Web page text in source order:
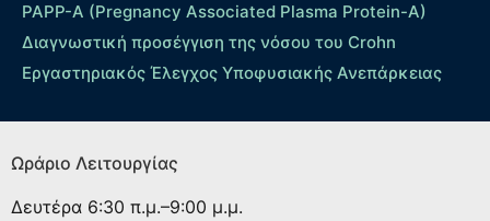
PAPP-A (Pregnancy Associated Plasma Protein-A)
Διαγνωστική προσέγγιση της νόσου του Crohn
Εργαστηριακός Έλεγχος Υποφυσιακής Ανεπάρκειας
Ωράριο Λειτουργίας
Δευτέρα 6:30 π.μ.–9:00 μ.μ.